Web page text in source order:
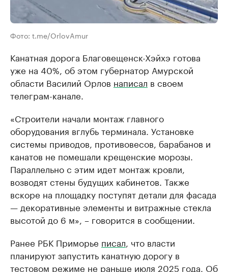
Фото: t.me/OrlovAmur
Канатная дорога Благовещенск-Хэйхэ готова
уже на 40%, об этом губернатор Амурской
области Василий Орлов написал в своем
телеграм-канале.
«Строители начали монтаж главного
оборудования вглубь терминала. Установке
системы приводов, противовесов, барабанов и
канатов не помешали крещенские морозы.
Параллельно с этим идет монтаж кровли,
возводят стены будущих кабинетов. Также
вскоре на площадку поступят детали для фасада
— декоративные элементы и витражные стекла
высотой до 6 м», – говорится в сообщении.
Ранее РБК Приморье писал , что власти
планируют запустить канатную дорогу в
тестовом режиме не раньше июля 2025 года. Об